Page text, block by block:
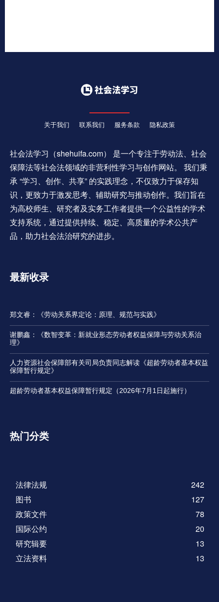
关于我们 联系我们 服务条款 隐私政策
社会法学习（shehuifa.com） 是一个专注于劳动法、社会
保障法等社会法领域的非营利性学习与创作网站。 我们秉
承 “学习、创作、共享” 的实践理念，不仅致力于保存知
识，更致力于激发思考、辅助研究与推动创作。我们旨在
为高校师生、研究者及实务工作者提供一个公益性的学术
支持系统，通过提供持续、稳定、高质量的学术公共产
品，助力社会法治研究的进步。
最新收录
郑文睿：《劳动关系界定论：原理、规范与实践》
谢鹏鑫：《数智变革：新就业形态劳动者权益保障与劳动关系治
理》
人力资源社会保障部有关司局负责同志解读《超龄劳动者基本权益
保障暂行规定》
超龄劳动者基本权益保障暂行规定（2026年7月1日起施行）
热门分类
法律法规
242
图书
127
政策文件
78
国际公约
20
研究辑要
13
立法资料
13